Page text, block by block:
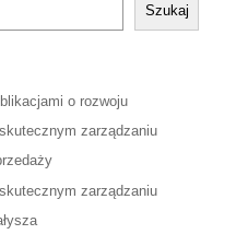
Szukaj
o rozwoju
zarządzaniu
zarządzaniu